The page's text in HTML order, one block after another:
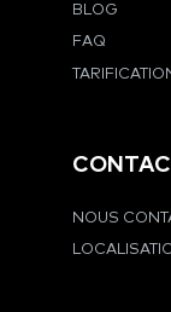
BLOG
FAQ
NOUS